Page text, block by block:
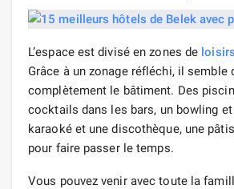
L’espace est divisé en zones de loisirs
Grâce à un zonage réfléchi, il semble
complètement le bâtiment. Des
cocktails dans les bars, un bowling
karaoké et une discothèque, une
pour faire passer le temps.
Vous pouvez venir avec toute la